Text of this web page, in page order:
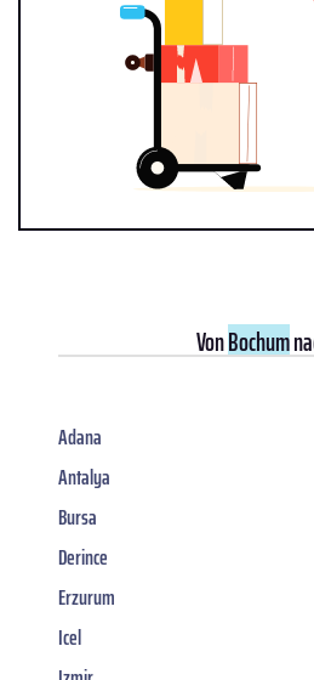
VonBochum
Adana
Antalya
Bursa
Derince
Erzurum
Icel